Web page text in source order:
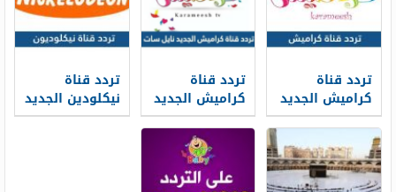
تردد قناة
كراميش الجديد
2026 Karameesh
TV على نايل
سات وعرب سات
تردد قناة
كراميش الجديد
2026 نايل سات
تردد قناة
نيكلودين الجديد
2026 Nickelodeon